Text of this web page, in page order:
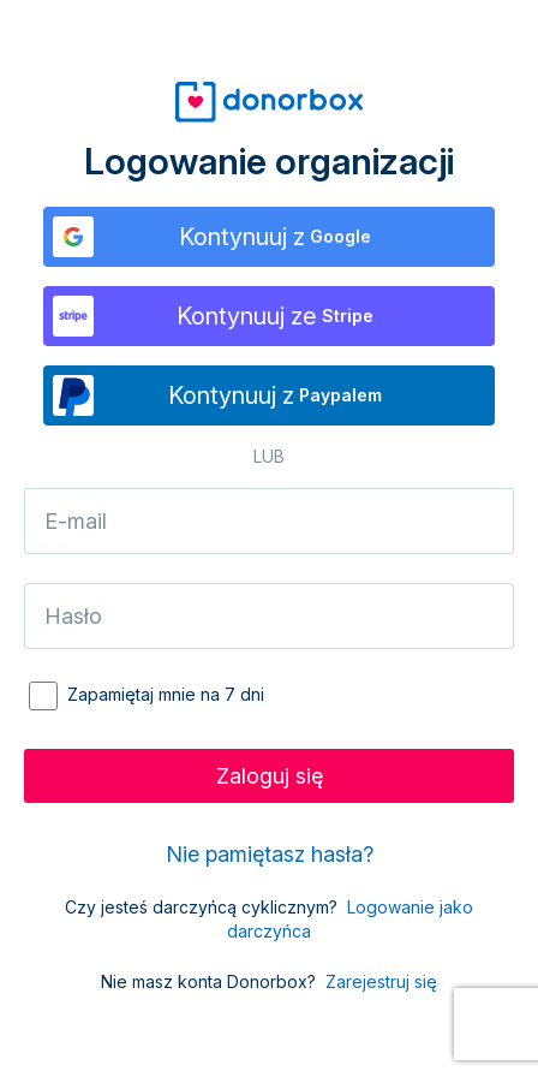
Logowanie organizacji
Kontynuuj z Google
Kontynuuj ze Stripe
Kontynuuj z Paypalem
LUB
Zapamiętaj mnie na 7 dni
Nie pamiętasz hasła?
Czy jesteś darczyńcą cyklicznym? Logowanie jako
darczyńca
Nie masz konta Donorbox? Zarejestruj się